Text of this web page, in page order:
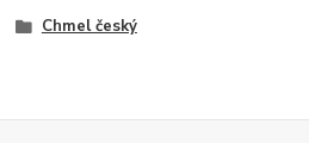
Chmel český